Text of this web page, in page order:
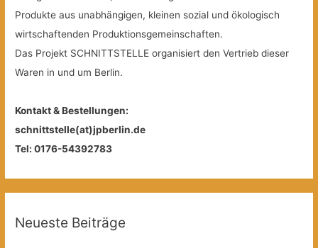
Produkte aus unabhängigen, kleinen sozial und ökologisch
wirtschaftenden Produktionsgemeinschaften.
Das Projekt SCHNITTSTELLE organisiert den Vertrieb dieser
Waren in und um Berlin.
Kontakt & Bestellungen:
schnittstelle(at)jpberlin.de
Tel: 0176-54392783
Neueste Beiträge